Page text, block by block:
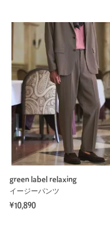
green label relaxing
イージーパンツ
¥10,890